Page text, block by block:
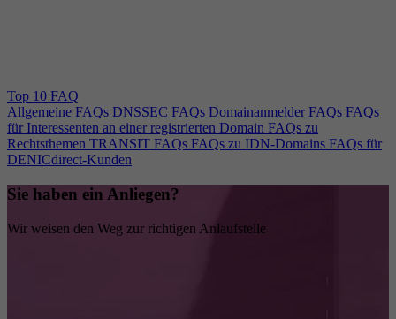
Top 10 FAQ
Allgemeine FAQs DNSSEC FAQs Domainanmelder FAQs FAQs
für Interessenten an einer registrierten Domain FAQs zu
Rechtsthemen TRANSIT FAQs FAQs zu IDN-Domains FAQs für
DENICdirect-Kunden
Sie haben ein Anliegen?
Wir weisen den Weg zur richtigen Anlaufstelle